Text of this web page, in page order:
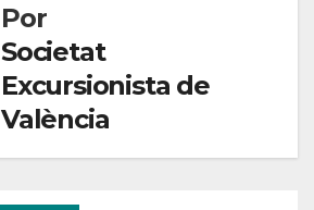
Por
Societat
Excursionista de
València